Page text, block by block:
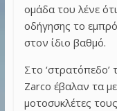
ομάδα του λένε
οδήγησης το
στον ίδιο βαθμό.
Στο ‘στρατόπεδο’
Zarco έβαλαν τα
μοτοσυκλέτες